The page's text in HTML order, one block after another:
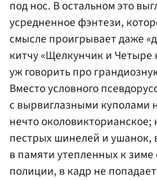
под нос. В остальном это
усредненное фэнтези,
смысле проигрывает даже
китчу «Щелкунчик и Четыре
уж говорить про
Вместо условного
с вырвиглазными куполами
нечто околовикторианское;
пестрых шинелей и
в памяти утепленных к зиме
полиции, в кадр не